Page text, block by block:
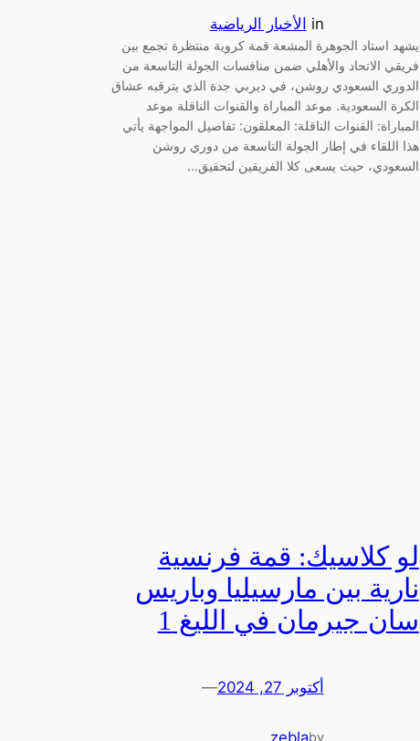
in
الأخبار الرياضية
يشهد استاد الجوهرة المشعة قمة كروية منتظرة تجمع بين
فريقي الاتحاد والأهلي ضمن منافسات الجولة التاسعة من
الدوري السعودي روشن، في ديربي جدة الذي يترقبه عشاق
الكرة السعودية. موعد المباراة والقنوات الناقلة موعد
المباراة: القنوات الناقلة: المعلقون: تفاصيل المواجهة يأتي
هذا اللقاء في إطار الجولة التاسعة من دوري روشن
السعودي، حيث يسعى كلا الفريقين لتحقيق…
لو كلاسيك: قمة فرنسية
نارية بين مارسيليا وباريس
سان جيرمان في الليغ 1
أكتوبر 27, 2024 —
by
zebla